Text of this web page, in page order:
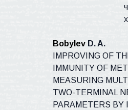
BobylevD. A.
IMPROVING OF
IMMUNITY OF
MEASURING
TWO-TERMINAL
PARAMETERS BY